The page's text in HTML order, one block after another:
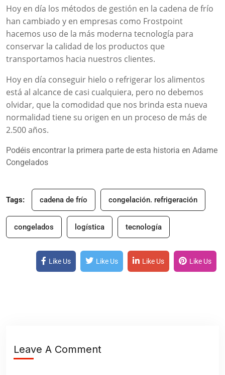
Hoy en día los métodos de gestión en la cadena de frío
han cambiado y en empresas como Frostpoint
hacemos uso de la más moderna tecnología para
conservar la calidad de los productos que
transportamos hacia nuestros clientes.
Hoy en día conseguir hielo o refrigerar los alimentos
está al alcance de casi cualquiera, pero no debemos
olvidar, que la comodidad que nos brinda esta nueva
normalidad tiene su origen en un proceso de más de
2.500 años.
Podéis encontrar la primera parte de esta historia en Adame
Congelados
Tags: cadena de frío congelación. refrigeración
congelados logística tecnología
Like Us Like Us Like Us Like Us
Leave A Comment